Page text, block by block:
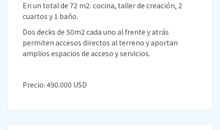
En un total de 72 m2: cocina, taller de creación, 2
cuartos y 1 baño.
Dos decks de 50m2 cada uno al frente y atrás
permiten accesos directos al terreno y aportan
amplios espacios de acceso y servicios.
Precio: 490.000 USD